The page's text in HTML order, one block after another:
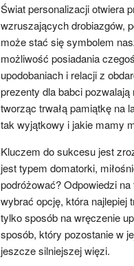
Świat personalizacji otwiera
wzruszających drobiazgów,
może stać się symbolem
możliwość posiadania
upodobaniach i relacji z
prezenty dla babci
tworząc trwałą pamiątkę na
tak wyjątkowy i jakie mamy
Kluczem do sukcesu jest
jest typem domatorki,
podróżować? Odpowiedzi
wybrać opcję, która najlepiej
tylko sposób na wręczenie
sposób, który pozostanie w
jeszcze silniejszej więzi.